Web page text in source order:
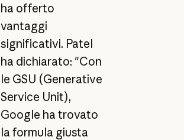
ha offerto
vantaggi
significativi. Patel
ha dichiarato: "Con
le GSU (Generative
Service Unit),
Google ha trovato
la formula giusta